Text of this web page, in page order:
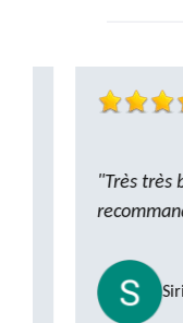
"Très très bon